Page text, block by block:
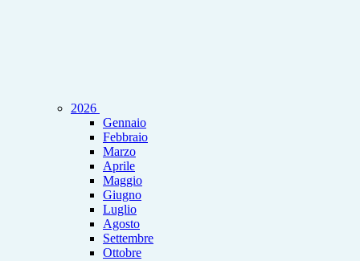
2026
Gennaio
Febbraio
Marzo
Aprile
Maggio
Giugno
Luglio
Agosto
Settembre
Ottobre